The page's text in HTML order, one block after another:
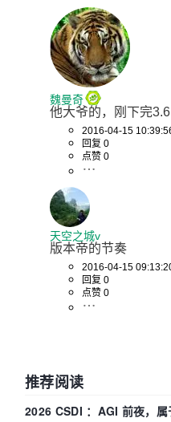
魏曼奇
他大爷的，刚下完
2016-04-15
回复 0
点赞 0
天空之城v
版本帝的节奏
2016-04-15
回复 0
点赞 0
推荐阅读
2026 CSDI ：AGI 前夜，